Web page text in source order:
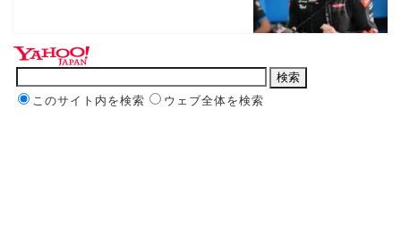
このサイト内を検索 ウェブ全体を検索